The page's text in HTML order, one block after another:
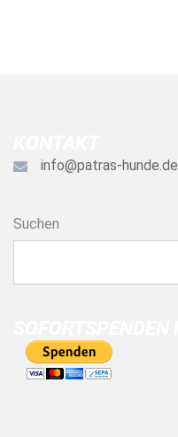
info@patras-hunde.de
Suchen